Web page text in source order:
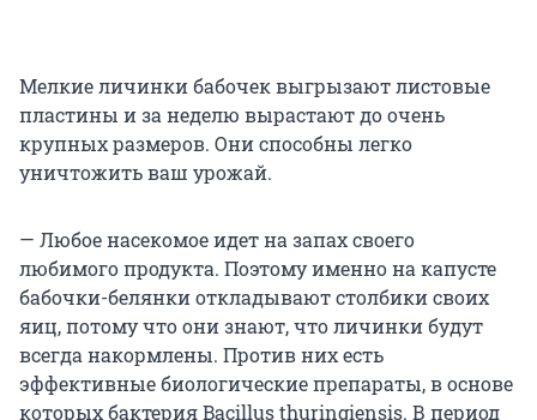
Мелкие личинки бабочек выгрызают листовые
пластины и за неделю вырастают до очень
крупных размеров. Они способны легко
уничтожить ваш урожай.
— Любое насекомое идет на запах своего
любимого продукта. Поэтому именно на капусте
бабочки-белянки откладывают столбики своих
яиц, потому что они знают, что личинки будут
всегда накормлены. Против них есть
эффективные биологические препараты, в основе
которых бактерия Bacillus thuringiensis. В период